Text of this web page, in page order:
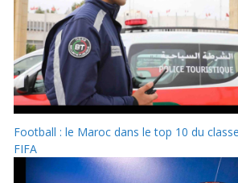
Football : le Maroc dans le top 10 du
FIFA